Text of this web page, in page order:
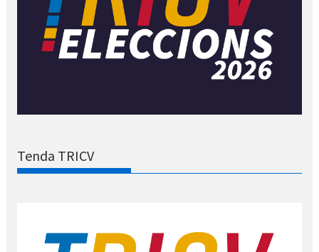
Tenda TRICV